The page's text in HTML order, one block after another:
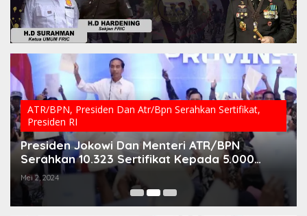
ATR/BPN, Presiden Dan Atr/Bpn Serahkan Sertifikat,
Presiden RI
Presiden Jokowi Dan Menteri ATR/BPN
Serahkan 10.323 Sertifikat Kepada 5.000
Penerima Di Banyuwangi Jawa Timur.
Mei 2, 2024